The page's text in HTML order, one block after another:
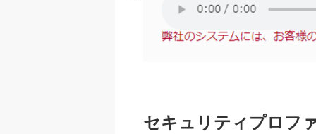
セキュリティプロフ